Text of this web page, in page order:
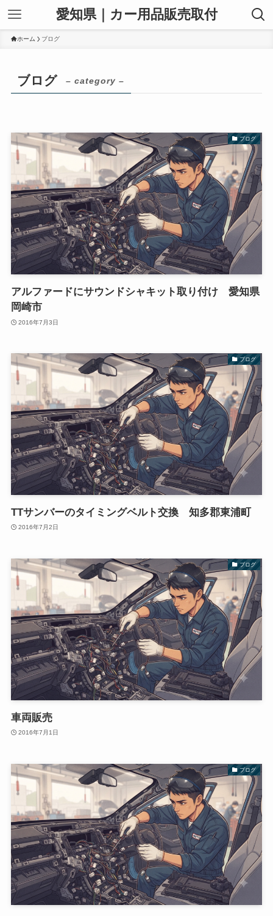
愛知県｜カー用品販売取付
ホーム ブログ
ブログ – category –
ブログ
アルファードにサウンドシャキット取り付け 愛知県
岡崎市
2016年7月3日
ブログ
TTサンバーのタイミングベルト交換 知多郡東浦町
2016年7月2日
ブログ
車両販売
2016年7月1日
ブログ